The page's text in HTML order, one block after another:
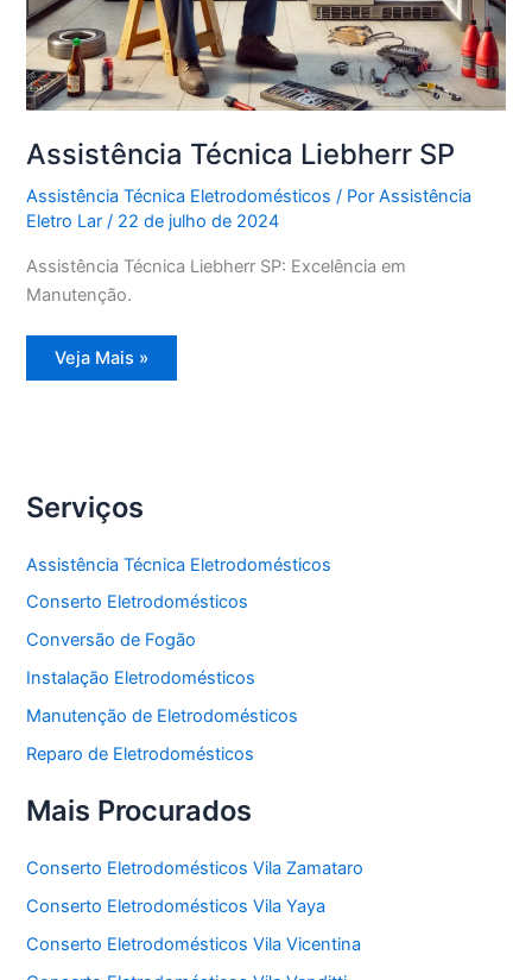
Assistência Técnica Liebherr SP
Assistência Técnica Eletrodomésticos / PorAssistência
Eletro Lar/ 22 de julho de 2024
Assistência Técnica Liebherr SP: Excelência em
Manutenção.
Assistência
Técnica
Veja Mais »
Serviços
Assistência Técnica Eletrodomésticos
Conserto Eletrodomésticos
Conversão de Fogão
Instalação Eletrodomésticos
Manutenção de Eletrodomésticos
Reparo de Eletrodomésticos
Mais Procurados
Conserto Eletrodomésticos Vila Zamataro
Conserto Eletrodomésticos Vila Yaya
Conserto Eletrodomésticos Vila Vicentina